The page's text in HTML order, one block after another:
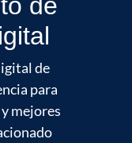
de
para
mejores